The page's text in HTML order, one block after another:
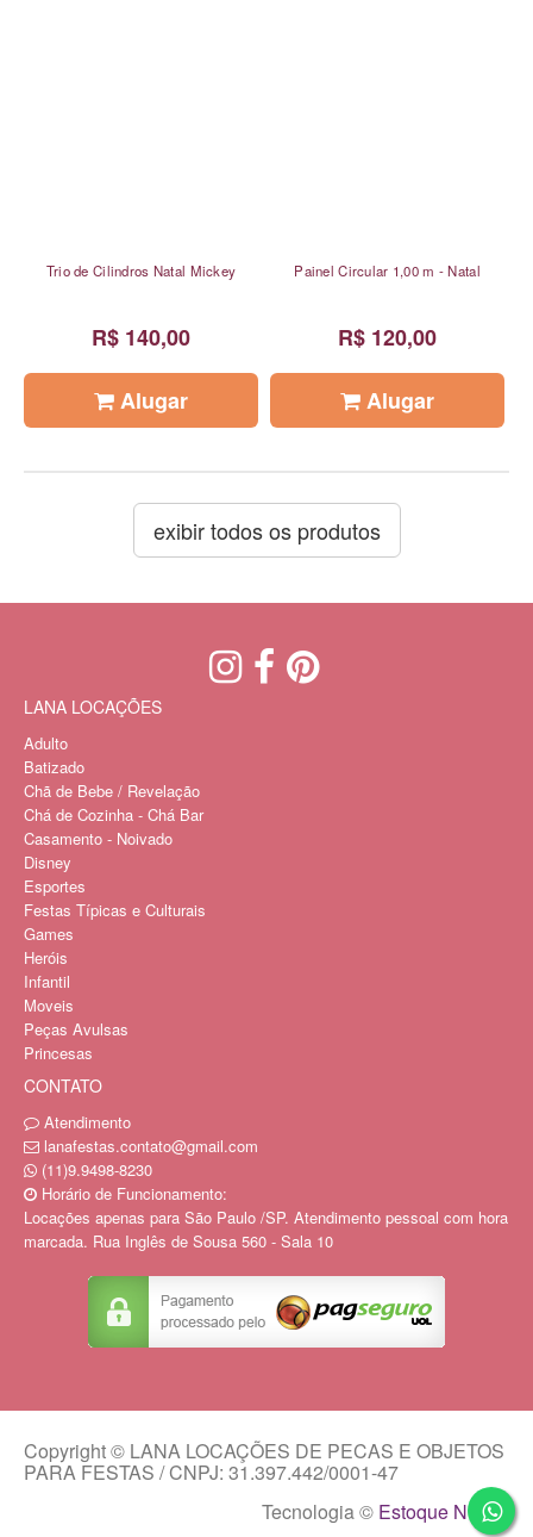
Trio de Cilindros Natal Mickey
R$ 140,00
Alugar
Painel Circular 1,00 m - Natal
R$ 120,00
Alugar
exibir todos os produtos
LANA LOCAÇÕES
Adulto
Batizado
Chã de Bebe / Revelação
Chá de Cozinha - Chá Bar
Casamento - Noivado
Disney
Esportes
Festas Típicas e Culturais
Games
Heróis
Infantil
Moveis
Peças Avulsas
Princesas
CONTATO
Atendimento
lanafestas.contato@gmail.com
(11)9.9498-8230
Horário de Funcionamento:
Locações apenas para São Paulo /SP. Atendimento pessoal com hora
marcada. Rua Inglês de Sousa 560 - Sala 10
Copyright © LANA LOCAÇÕES DE PECAS E OBJETOS
PARA FESTAS / CNPJ: 31.397.442/0001-47
Tecnologia © Estoque NOW.